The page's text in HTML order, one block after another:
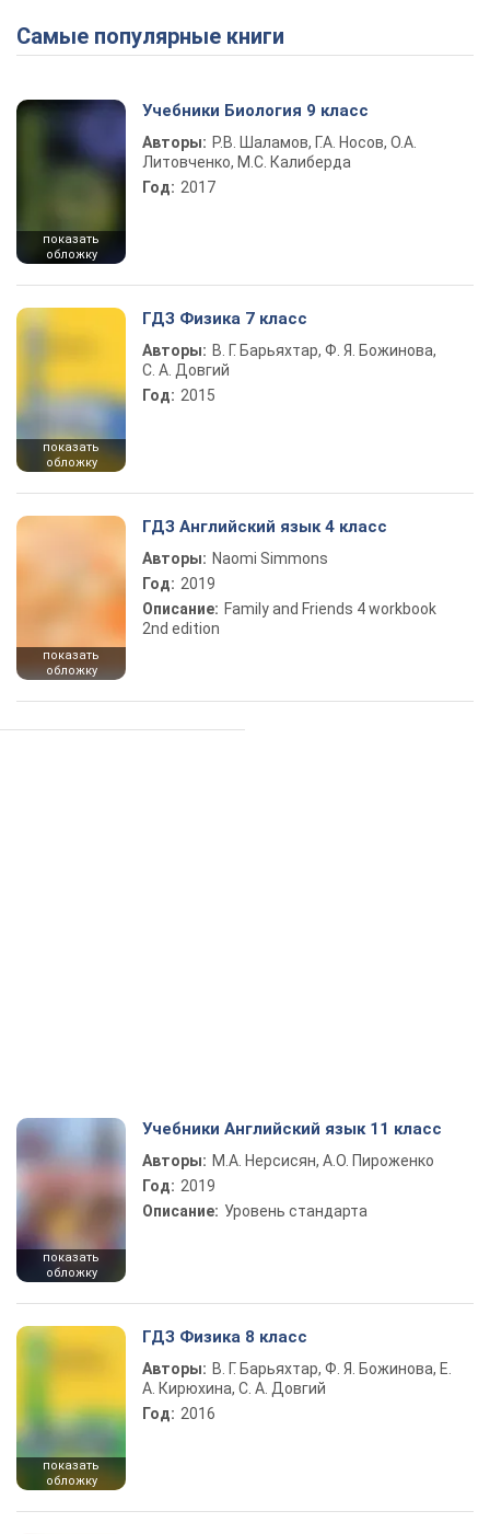
Самые популярные книги
показать
обложку
Учебники Биология 9 класс
Авторы: Р.В. Шаламов, Г.А. Носов, О.А.
Литовченко, М.С. Калиберда
Год: 2017
показать
обложку
ГДЗ Физика 7 класс
Авторы: В. Г. Барьяхтар, Ф. Я. Божинова,
С. А. Довгий
Год: 2015
показать
обложку
ГДЗ Английский язык 4 класс
Авторы: Naomi Simmons
Год: 2019
Описание: Family and Friends 4 workbook
2nd edition
показать
обложку
Учебники Английский язык 11 класс
Авторы: М.А. Нерсисян, А.О. Пироженко
Год: 2019
Описание: Уровень стандарта
показать
обложку
ГДЗ Физика 8 класс
Авторы: В. Г. Барьяхтар, Ф. Я. Божинова, Е.
А. Кирюхина, С. А. Довгий
Год: 2016